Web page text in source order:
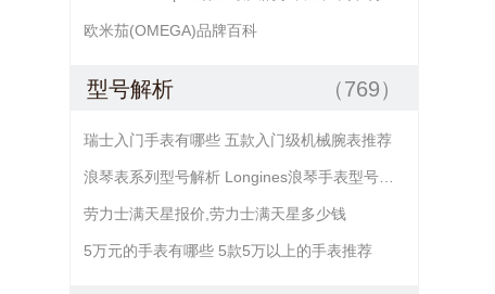
欧米茄(OMEGA)品牌百科
型号解析 （769）
瑞士入门手表有哪些 五款入门级机械腕表推荐
劳力士满天星报价,劳力士满天星多少钱
5万元的手表有哪些 5款5万以上的手表推荐